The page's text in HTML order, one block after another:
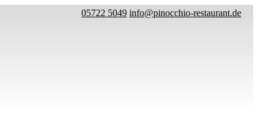
05722 5049 info@pinocchio-restaurant.de